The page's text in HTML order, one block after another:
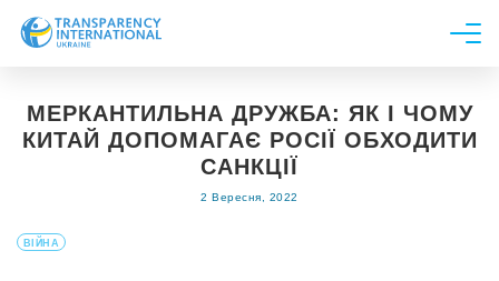
Новини
Долучитися
МЕРКАНТИЛЬНА ДРУЖБА: ЯК І ЧОМУ
КИТАЙ ДОПОМАГАЄ РОСІЇ ОБХОДИТИ
САНКЦІЇ
2 Вересня, 2022
ВІЙНА